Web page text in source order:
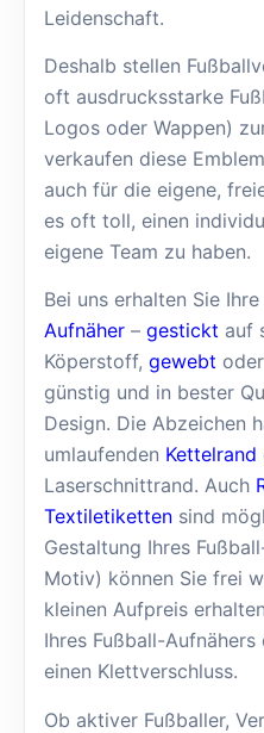
Leidenschaft.
Deshalb stellen
oft ausdrucksstarke
Logos oder Wappen)
verkaufen diese
auch für die eigene,
es oft toll, einen
eigene Team zu haben.
Bei uns erhalten Sie
Aufnäher – gestickt auf
Köperstoff, gewebt oder
günstig und in bester
Design. Die Abzeichen
umlaufenden Kettelrand
Laserschnittrand. Auch
Textiletiketten sind
Gestaltung Ihres
Motiv) können Sie frei
kleinen Aufpreis
Ihres Fußball-
einen Klettverschluss.
Ob aktiver Fußballer,